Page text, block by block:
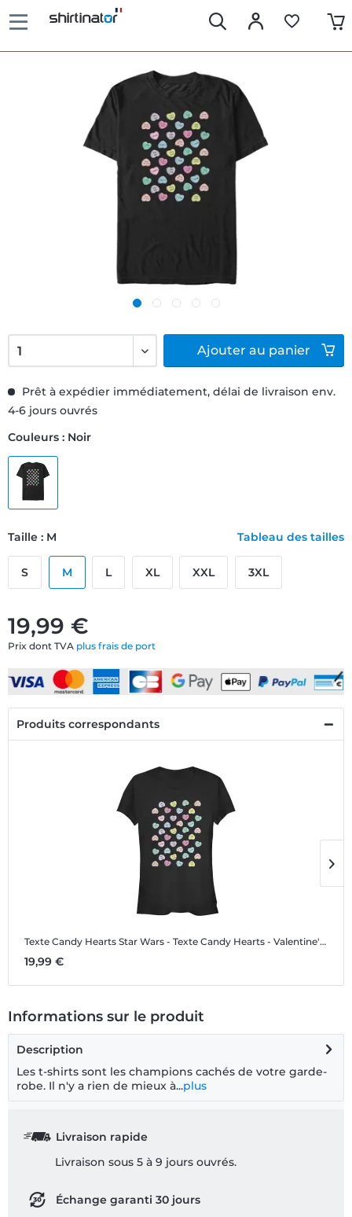
19,99 €
Prix dont TVA plus frais de port
Prêt à expédier immédiatement, délai de livraison env.
4-6 jours ouvrés
Couleurs : Noir
Taille : M Tableau des tailles
S M L XL XXL 3XL
Ajouter au panier
Produits correspondants
Texte Candy Hearts Star Wars - Texte Candy Hearts - Valentine's Day - Femme T-shirt
19,99 €
Informations sur le produit
Description
Les t-shirts sont les champions cachés de votre garde-
robe. Il n'y a rien de mieux à...plus
Livraison rapide
Livraison sous 5 à 9 jours ouvrés.
Échange garanti 30 jours